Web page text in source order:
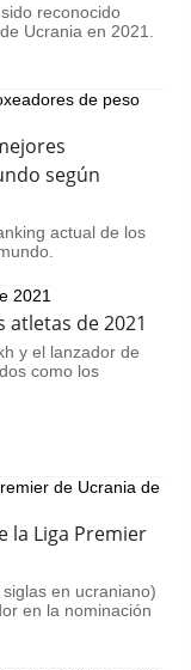
reconocido
Ucrania en 2021.
según
actual de los
atletas de 2021
y el lanzador de
como los
la Liga Premier
en ucraniano)
en la nominación